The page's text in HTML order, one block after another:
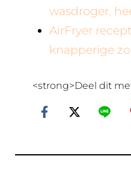
wasdroger,
AirFryer
knapperige
<strong>Deel dit